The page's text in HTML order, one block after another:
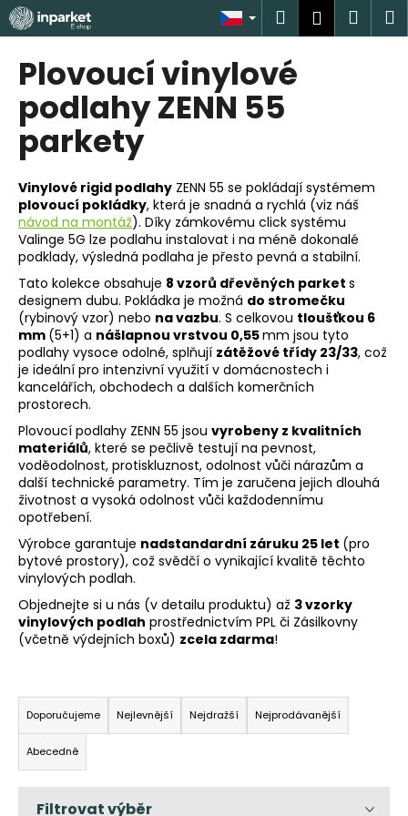
Přejít
na
obsah
Hledat
Plovoucí vinylové
podlahy ZENN 55
parkety
Vinylové rigid podlahy ZENN 55 se pokládají systémem
plovoucí pokládky, která je snadná a rychlá (viz náš
návod na montáž). Díky zámkovému click systému
Valinge 5G lze podlahu instalovat i na méně dokonalé
podklady, výsledná podlaha je přesto pevná a stabilní.
Tato kolekce obsahuje 8 vzorů dřevěných parket s
designem dubu. Pokládka je možná do stromečku
(rybinový vzor) nebo na vazbu. S celkovou tloušťkou 6
mm (5+1) a nášlapnou vrstvou 0,55mm jsou tyto
podlahy vysoce odolné, splňují zátěžové třídy 23/33, což
je ideální pro intenzivní využití v domácnostech i
kancelářích, obchodech a dalších komerčních
prostorech.
Plovoucí podlahy ZENN 55 jsou vyrobeny z kvalitních
materiálů, které se pečlivě testují na pevnost,
voděodolnost, protiskluznost, odolnost vůči nárazům a
další technické parametry. Tím je zaručena jejich dlouhá
životnost a vysoká odolnost vůči každodennímu
opotřebení.
Výrobce garantuje nadstandardní záruku 25 let (pro
bytové prostory), což svědčí o vynikající kvalitě těchto
vinylových podlah.
Objednejte si u nás (v detailu produktu) až 3 vzorky
vinylových podlah prostřednictvím PPL či Zásilkovny
(včetně výdejních boxů) zcela zdarma!
Ř
a
z
e
n
Doporučujeme Nejlevnější Nejdražší Nejprodávanější
Abecedně
K
o
C
o
p
o
t
ř
e
b
u
j
e
t
e
n
a
j
í
t
?
HLEDAT
D
o
p
o
r